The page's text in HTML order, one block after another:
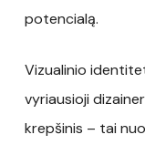
potencialą.
Vizualinio
vyriausioji
krepšinis – tai